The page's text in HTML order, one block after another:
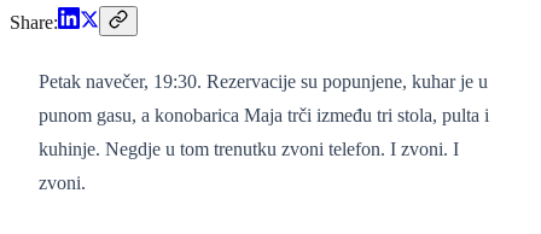
Share:
Petak navečer, 19:30. Rezervacije su popunjene, kuhar je u
punom gasu, a konobarica Maja trči između tri stola, pulta i
kuhinje. Negdje u tom trenutku zvoni telefon. I zvoni. I
zvoni.